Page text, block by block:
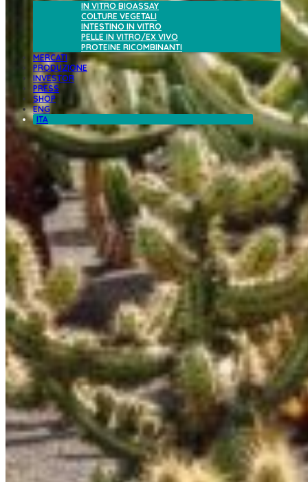
IN VITRO BIOASSAY
COLTURE VEGETALI
INTESTINO IN VITRO
PELLE IN VITRO/EX VIVO
PROTEINE RICOMBINANTI
MERCATI
PRODUZIONE
INVESTOR
PRESS
SHOP
ENG
ITA